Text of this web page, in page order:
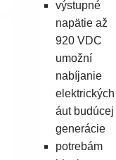
výstupné
napätie až
920 VDC
umožní
nabíjanie
elektrických
áut budúcej
generácie
potrebám